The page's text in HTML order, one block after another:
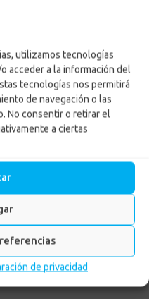
utilizamos tecnologías
acceder a la información del
tecnologías nos permitirá
de navegación o las
No consentir o retirar el
a ciertas
de privacidad
al subsidio
para
en sitio
extraordinaria al
en sitio propio rural